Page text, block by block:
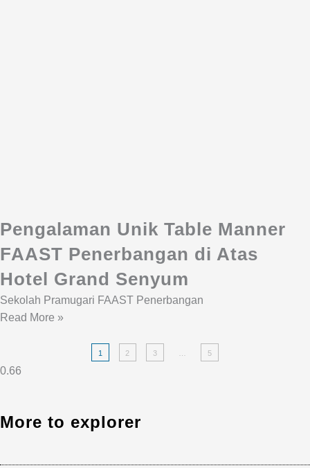
Pengalaman Unik Table Manner
FAAST Penerbangan di Atas
Hotel Grand Senyum
Sekolah Pramugari FAAST Penerbangan
Read More »
1 2 3 5
More to explorer